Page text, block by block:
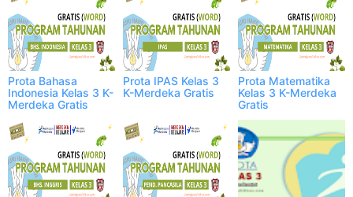
Prota Bahasa
Indonesia Kelas 3 K-
Merdeka Gratis
Prota IPAS Kelas 3
K-Merdeka Gratis
Prota Matematika
Kelas 3 K-Merdeka
Gratis